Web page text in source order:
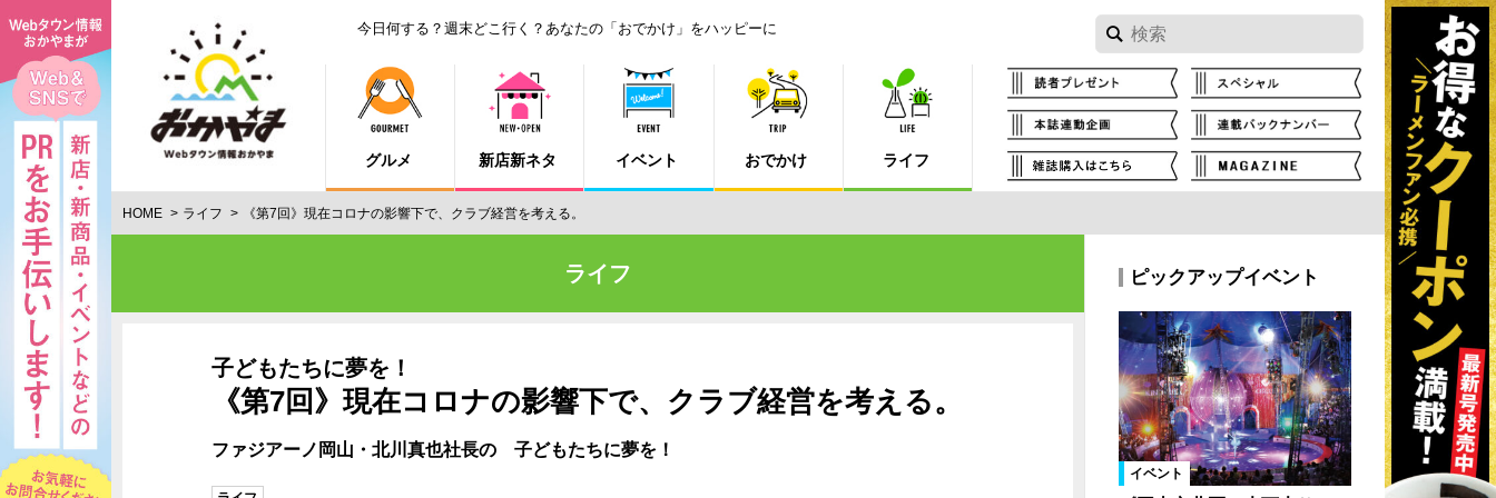
今日何する？週末どこ行く？あなたの「おでかけ」をハッピーに
グルメ 新店新ネタ イベント おでかけ ライフ
HOME ライフ 《第7回》現在コロナの影響下で、クラブ経営を考える。
ライフ
子どもたちに夢を！
《第7回》現在コロナの影響下で、クラブ経営を考える。
ファジアーノ岡山・北川真也社長の 子どもたちに夢を！
ピックアップイベント
イベント